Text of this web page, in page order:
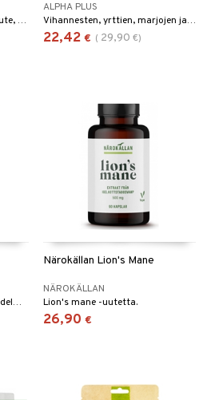
Rawpowders Lion's Mane -uute, siiliorakkaasta, sisältää 30 % beetaglukaania.
ALPHA PLUS
Vihannesten, yrttien, marjojen ja levien jauhesekoitus, joka antaa juomallesi ihanan luonnollisen intensiivisen vihreän värin.
22,42 € ( 29,90 €)
Pink Pitaya jauhe dragon-hedelmästä.
Närokällan Lion's Mane
NÄROKÄLLAN
Lion's mane -uutetta.
26,90 €